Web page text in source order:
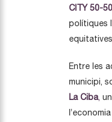
CITY 50-50
polítiques
Entre les
municipi,
La Ciba,